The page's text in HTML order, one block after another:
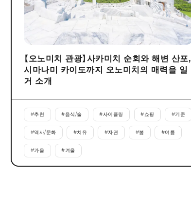
【오노미치 관광】사카미치 순회와 해변 산포,
시마나미 카이도까지 오노미치의 매력을 일
거 소개
#추천 #음식/술 #사이클링 #쇼핑 #기준
#역사/문화 #치유 #자연 #봄 #여름
#가을 #겨울